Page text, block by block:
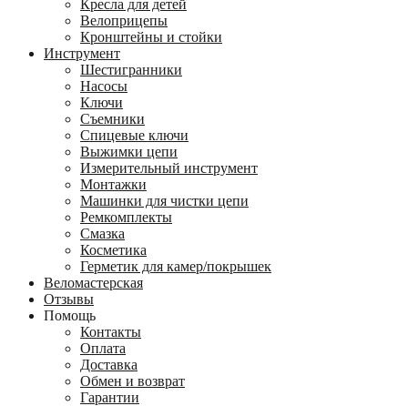
Кресла для детей
Велоприцепы
Кронштейны и стойки
Инструмент
Шестигранники
Насосы
Ключи
Съемники
Спицевые ключи
Выжимки цепи
Измерительный инструмент
Монтажки
Машинки для чистки цепи
Ремкомплекты
Смазка
Косметика
Герметик для камер/покрышек
Веломастерская
Отзывы
Помощь
Контакты
Оплата
Доставка
Обмен и возврат
Гарантии